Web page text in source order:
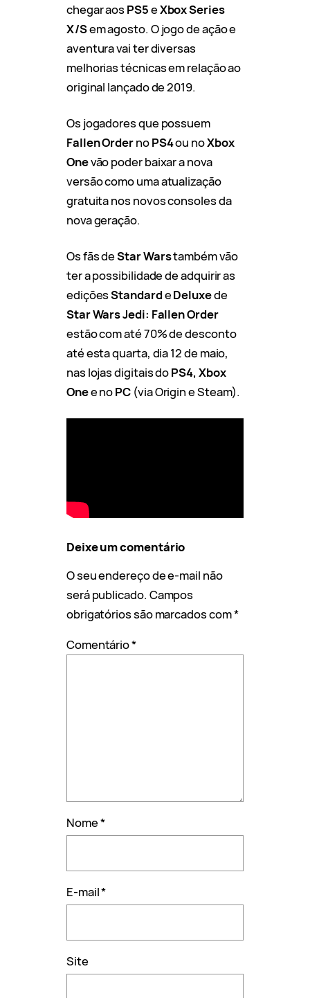
chegar aosPS5eXbox Series
X/Sem agosto. O jogo de ação e
aventura vai ter diversas
melhorias técnicas em relação ao
original lançado de 2019.
Os jogadores que possuem
Fallen OrdernoPS4ou noXbox
Onevão poder baixar a nova
versão como uma atualização
gratuita nos novos consoles da
nova geração.
Os fãs deStar Warstambém vão
ter a possibilidade de adquirir as
ediçõesStandardeDeluxede
Star Wars Jedi: Fallen Order
estão com até 70% de desconto
até esta quarta, dia 12 de maio,
nas lojas digitais doPS4, Xbox
Onee noPC (via Origin e Steam).
Deixe um comentário
O seu endereço de e-mail não
será publicado. Campos
obrigatórios são marcados com*
Comentário*
Nome*
E-mail*
Site